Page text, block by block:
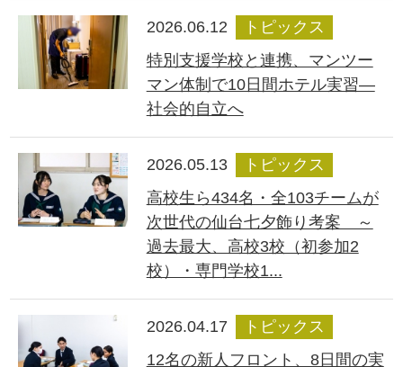
2026.06.12
トピックス
特別支援学校と連携、マンツー
マン体制で10日間ホテル実習―
社会的自立へ
2026.05.13
トピックス
高校生ら434名・全103チームが
次世代の仙台七夕飾り考案 ～
過去最大、高校3校（初参加2
校）・専門学校1...
2026.04.17
トピックス
12名の新人フロント、8日間の実